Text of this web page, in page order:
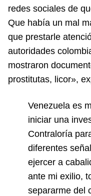
redes sociales de
Que había un mal
que prestarle
autoridades
mostraron
prostitutas, licor»,
Venezuela es
iniciar una
Contraloría
diferentes
ejercer a
ante mi exilio,
separarme del